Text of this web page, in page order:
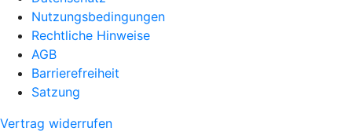
Nutzungsbedingungen
Rechtliche Hinweise
AGB
Barrierefreiheit
Satzung
Vertrag widerrufen